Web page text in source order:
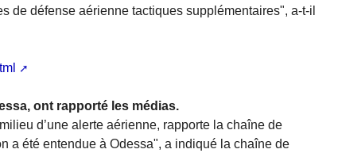
de défense aérienne tactiques supplémentaires", a-t-il
ont rapporté les médias.
d’une alerte aérienne, rapporte la chaîne de
a été entendue à Odessa", a indiqué la chaîne de